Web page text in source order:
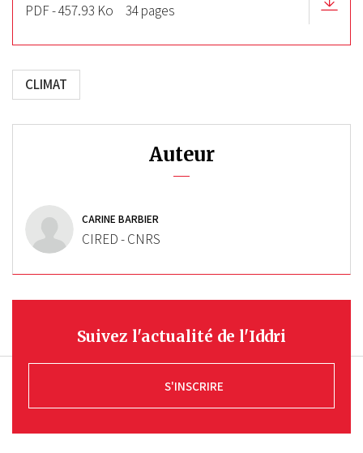
PDF - 457.93 Ko
34 pages
CLIMAT
Auteur
CARINE BARBIER
CIRED - CNRS
Suivez l'actualité de l'Iddri
S'INSCRIRE